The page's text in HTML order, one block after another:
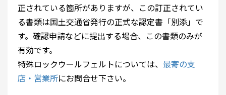
正されている箇所がありますが、この訂正されてい
る書類は国土交通省発行の正式な認定書「別添」で
す。確認申請などに提出する場合、この書類のみが
有効です。
特殊ロックウールフェルトについては、 最寄の支
店・営業所にお問合せ下さい。